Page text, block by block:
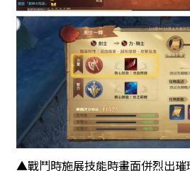
▲戰鬥時施展技能時畫面併烈出璀